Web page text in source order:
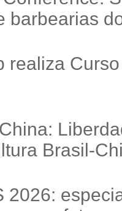
barbearias
realiza
Brasil-
2026: